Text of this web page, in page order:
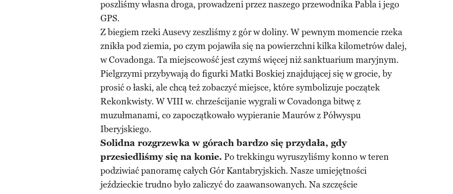
poszliśmy własna droga, prowadzeni przez naszego przewodnika Pabla i jego
GPS.
Z biegiem rzeki Ausevy zeszliśmy z gór w doliny. W pewnym momencie rzeka
znikła pod ziemia, po czym pojawiła się na powierzchni kilka kilometrów dalej,
w Covadonga. Ta miejscowość jest czymś więcej niż sanktuarium maryjnym.
Pielgrzymi przybywają do figurki Matki Boskiej znajdującej się w grocie, by
prosić o łaski, ale chcą też zobaczyć miejsce, które symbolizuje początek
Rekonkwisty. W VIII w. chrześcijanie wygrali w Covadonga bitwę z
muzułmanami, co zapoczątkowało wypieranie Maurów z Półwyspu
Iberyjskiego.
Solidna rozgrzewka w górach bardzo się przydała, gdy
przesiedliśmy się na konie. Po trekkingu wyruszyliśmy konno w teren
podziwiać panoramę całych Gór Kantabryjskich. Nasze umiejętności
jeździeckie trudno było zaliczyć do zaawansowanych. Na szczęście